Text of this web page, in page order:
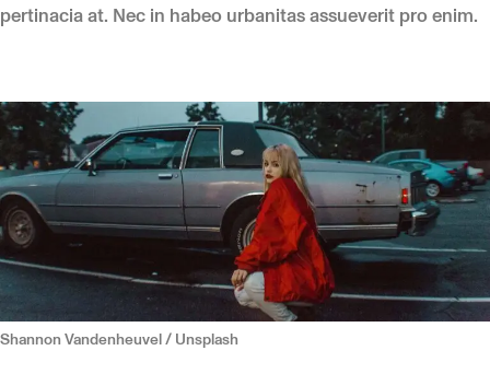
pertinacia at. Nec in habeo urbanitas assueverit pro enim.
Shannon Vandenheuvel / Unsplash